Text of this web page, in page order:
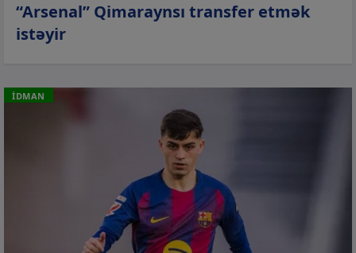
“Arsenal” Qimaraynsı transfer etmək
istəyir
İDMAN